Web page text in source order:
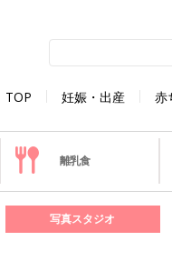
TOP 妊娠・出産 赤
離乳食
写真スタジオ